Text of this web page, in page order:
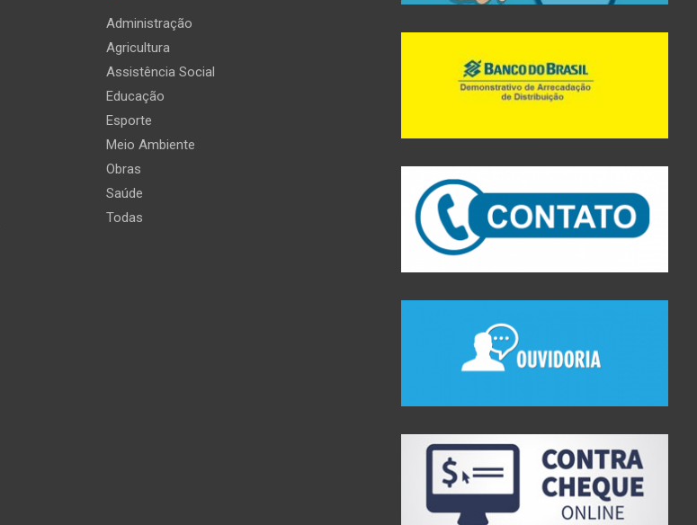
Administração
Agricultura
Assistência Social
Educação
Esporte
Meio Ambiente
Obras
Saúde
Todas